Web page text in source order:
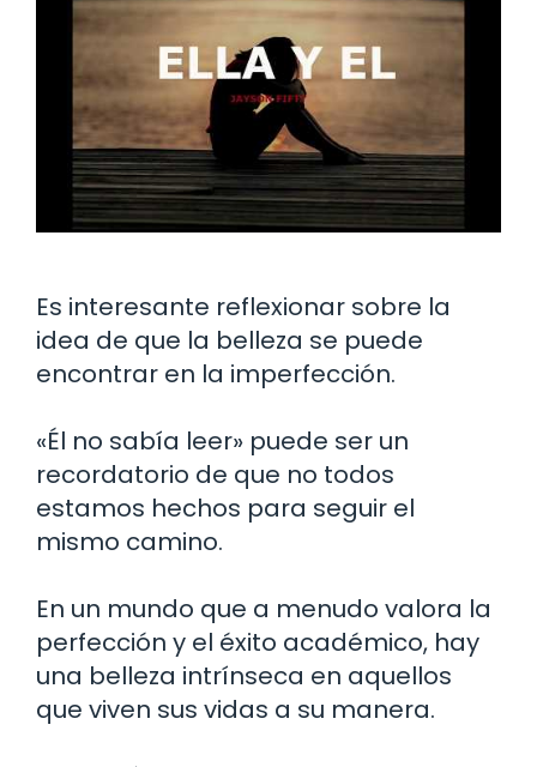
Es interesante reflexionar sobre la
idea de que la belleza se puede
encontrar en la imperfección.
«Él no sabía leer» puede ser un
recordatorio de que no todos
estamos hechos para seguir el
mismo camino.
En un mundo que a menudo valora la
perfección y el éxito académico, hay
una belleza intrínseca en aquellos
que viven sus vidas a su manera.